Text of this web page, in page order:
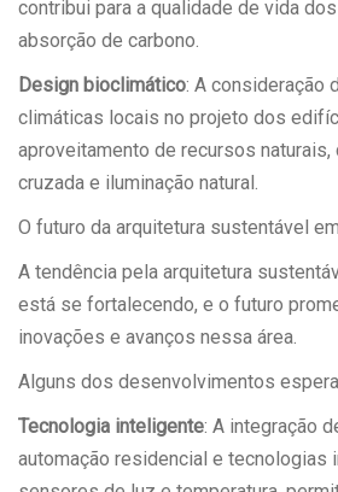
contribui para a qualidade de vida
absorção de carbono.
Design bioclimático: A consideração
climáticas locais no projeto dos
aproveitamento de recursos naturais,
cruzada e iluminação natural.
O futuro da arquitetura sustentável
A tendência pela arquitetura
está se fortalecendo, e o futuro
inovações e avanços nessa área.
Alguns dos desenvolvimentos
Tecnologia inteligente: A integração
automação residencial e tecnologias